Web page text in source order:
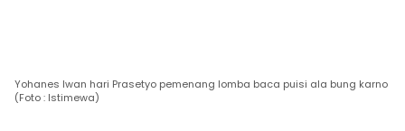
Yohanes Iwan hari Prasetyo pemenang lomba baca puisi ala bung karno
(Foto : Istimewa)